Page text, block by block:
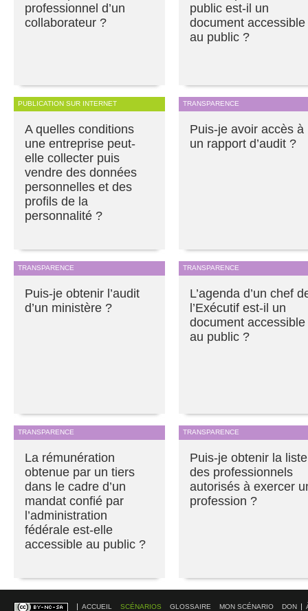
professionnel d’un
collaborateur ?
public est-il un
document accessible
au public ?
PUBLICATION SUR INTERNET
A quelles conditions
une entreprise peut-
elle collecter puis
vendre des données
personnelles et des
profils de la
personnalité ?
TRANSPARENCE
Puis-je avoir accès à
un rapport d’audit ?
TRANSPARENCE
Puis-je obtenir l’audit
d’un ministère ?
TRANSPARENCE
L’agenda d’un chef
l’Exécutif est-il un
document accessible
au public ?
TRANSPARENCE
La rémunération
obtenue par un tiers
dans le cadre d’un
mandat confié par
l’administration
fédérale est-elle
accessible au public ?
TRANSPARENCE
Puis-je obtenir la liste
des professionnels
autorisés à exercer
profession ?
ACCUEIL SCÉNARIOS GLOSSAIRE MON SCÉNARIO DON